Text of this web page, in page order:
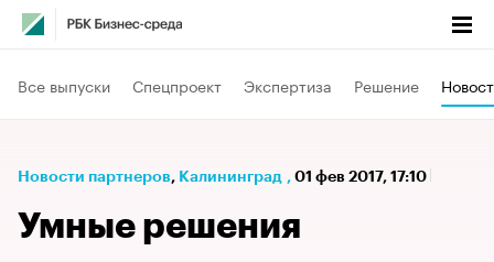
Все выпуски Спецпроект Экспертиза Решение
Новости партнеров⁠, Калининград , 01 фев 2017, 17:10
Умные решения